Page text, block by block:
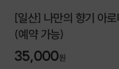
[일산] 나만의 향기 아
(예약 가능)
35,000원